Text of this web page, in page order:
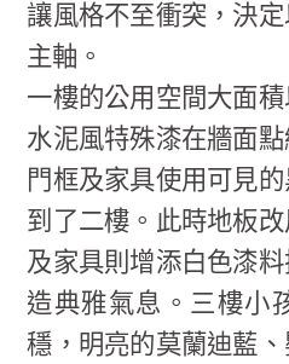
讓風格不至衝突，決
主軸。
一樓的公用空間大面
水泥風特殊漆在牆面
門框及家具使用可見
到了二樓。此時地板
及家具則增添白色漆
造典雅氣息。三樓小
穩，明亮的莫蘭迪藍